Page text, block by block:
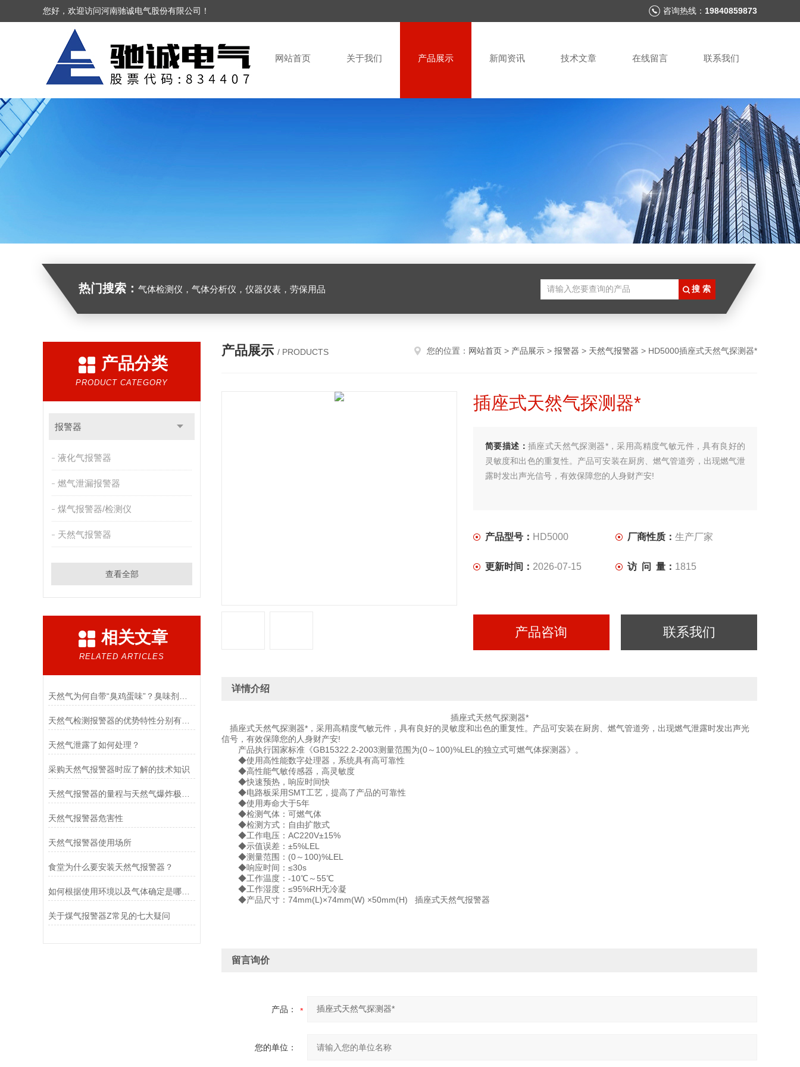
您好，欢迎访问河南驰诚电气股份有限公司！ 咨询热线： 19840859873
网站首页 关于我们 产品展示 新闻资讯 技术文章 在线留言 联系我们
热门搜索： 气体检测仪，气体分析仪，仪器仪表，劳保用品
产品分类
PRODUCT CATEGORY
报警器
液化气报警器
燃气泄漏报警器
煤气报警器/检测仪
天然气报警器
查看全部
相关文章
RELATED ARTICLES
天然气检测报警器的优势特性分别有哪些？
天然气泄露了如何处理？
采购天然气报警器时应了解的技术知识
天然气报警器危害性
天然气报警器使用场所
食堂为什么要安装天然气报警器？
如何根据使用环境以及气体确定是哪种气体报警器
关于煤气报警器Z常见的七大疑问
产品展示 / PRODUCTS 您的位置： 网站首页 > 产品展示 > 报警器 > 天然气报警器 > HD5000插座式天然气探测器*
插座式天然气探测器*
简要描述： 插座式天然气探测器*，采用高精度气敏元件，具有良好的
灵敏度和出色的重复性。产品可安装在厨房、燃气管道旁，出现燃气泄
露时发出声光信号，有效保障您的人身财产安!
产品型号： HD5000 厂商性质： 生产厂家
更新时间： 2026-07-15 访 问 量： 1815
产品咨询 联系我们
详情介绍
插座式天然气探测器*
插座式天然气探测器*，采用高精度气敏元件，具有良好的灵敏度和出色的重复性。产品可安装在厨房、燃气管道旁，出现燃气泄露时发出声光
信号，有效保障您的人身财产安!
产品执行国家标准《GB15322.2-2003测量范围为(0～100)%LEL的独立式可燃气体探测器》。
◆使用高性能数字处理器，系统具有高可靠性
◆高性能气敏传感器，高灵敏度
◆快速预热，响应时间快
◆电路板采用SMT工艺，提高了产品的可靠性
◆使用寿命大于5年
◆检测气体：可燃气体
◆检测方式：自由扩散式
◆工作电压：AC220V±15%
◆示值误差：±5%LEL
◆测量范围：(0～100)%LEL
◆响应时间：≤30s
◆工作温度：-10℃～55℃
◆工作湿度：≤95%RH无冷凝
◆产品尺寸：74mm(L)×74mm(W) ×50mm(H) 插座式天然气报警器
留言询价
产品：
您的单位：